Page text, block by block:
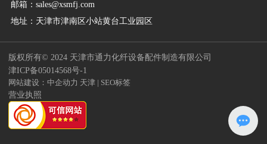
邮箱： sales@xsmfj.com
地址：天津市津南区小站黄台工业园区
版权所有© 2024 天津市通力化纤设备配件制造有限公司
津ICP备05014568号-1
网站建设： 中企动力 天津 | SEO标签
营业执照